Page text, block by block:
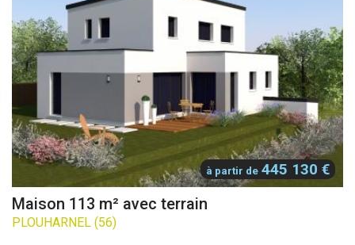
à partir de 445 130 €
Maison 113 m² avec terrain
PLOUHARNEL (56)